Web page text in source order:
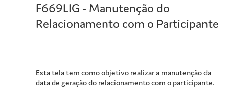
F669LIG - Manutenção do
Relacionamento com o Participante
Esta tela tem como objetivo realizar a manutenção da
data de geração do relacionamento com o participante.